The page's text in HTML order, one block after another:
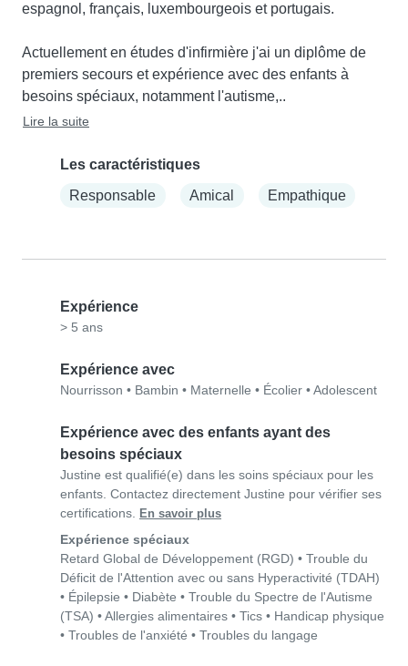
espagnol, français, luxembourgeois et portugais.
Actuellement en études d'infirmière j'ai un diplôme de
premiers secours et expérience avec des enfants à
besoins spéciaux, notamment l'autisme,..
Lire la suite
Les caractéristiques
Responsable
Amical Empathique
Expérience
> 5 ans
Expérience avec
Nourrisson • Bambin • Maternelle • Écolier •Adolescent
Expérience avec des enfants ayant des
besoins spéciaux
Justine est qualifié(e) dans les soins spéciaux pour les
enfants. Contactez directement Justine pour vérifier ses
certifications.
En savoir plus
Expérience spéciaux
Retard Global de Développement (RGD) • Trouble du
Déficit de l'Attention avec ou sans Hyperactivité (TDAH)
• Épilepsie • Diabète • Trouble du Spectre de l'Autisme
(TSA) •Allergies alimentaires • Tics • Handicap physique
• Troubles de l'anxiété • Troubles du langage